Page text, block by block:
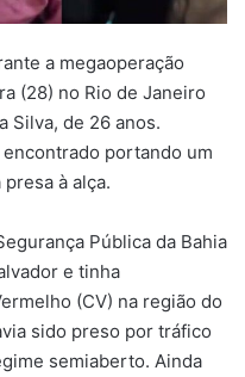
a megaoperação
(28) no Rio de Janeiro
Silva, de 26 anos.
portando um
à alça.
Pública da Bahia
e tinha
(CV) na região do
sido preso por tráfico
semiaberto. Ainda